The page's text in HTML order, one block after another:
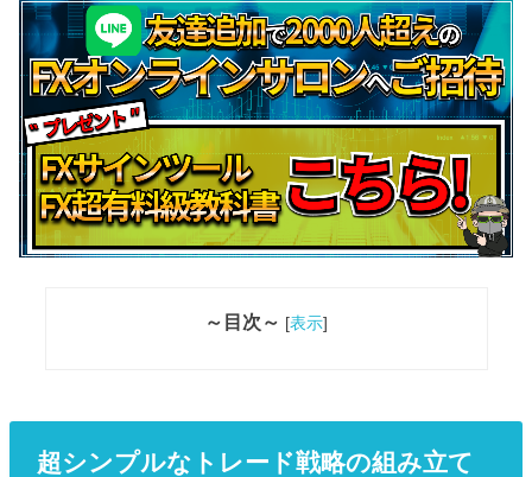
～目次～ [表示]
超シンプルなトレード戦略の組み立て